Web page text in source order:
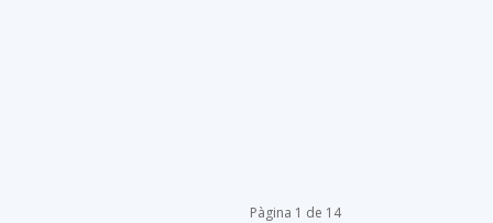
Pàgina 1 de 14